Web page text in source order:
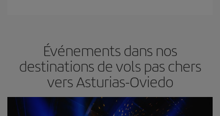
Événements dans nos
destinations de vols pas chers
vers Asturias-Oviedo